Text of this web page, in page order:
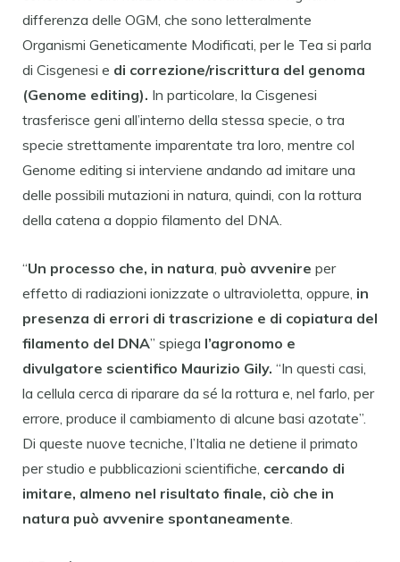
differenza delle OGM, che sono letteralmente
Organismi Geneticamente Modificati, per le Tea si parla
di Cisgenesi e di correzione/riscrittura del genoma
(Genome editing). In particolare, la Cisgenesi
trasferisce geni all’interno della stessa specie, o tra
specie strettamente imparentate tra loro, mentre col
Genome editing si interviene andando ad imitare una
delle possibili mutazioni in natura, quindi, con la rottura
della catena a doppio filamento del DNA.
“Un processo che, in natura può avvenire per
effetto di radiazioni ionizzate o ultravioletta, oppure, in
presenza di errori di trascrizione e di copiatura del
filamento del DNA” spiega l’agronomo e
divulgatore scientifico Maurizio Gily. “In questi casi,
la cellula cerca di riparare da sé la rottura e, nel farlo, per
errore, produce il cambiamento di alcune basi azotate”.
Di queste nuove tecniche, l’Italia ne detiene il primato
per studio e pubblicazioni scientifiche, cercando di
imitare, almeno nel risultato finale, ciò che in
natura può avvenire spontaneamente